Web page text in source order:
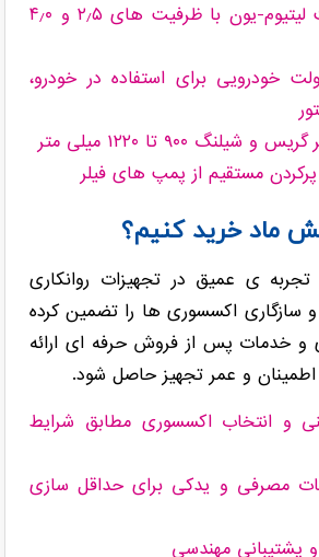
باتری ۲۰ ولت لیتیوم-یون با ظرفیت های ۲٫۵ و ۴٫۰
شارژر ۱۲/۲۴ ولت خودرویی برای استفاده در خودرو،
۹۰۰ تا ۱۲۲۰ میلی متر
پرکردن مستقیم از پمپ های فیلر
ماد خرید کنیم؟
ی عمیق در تجهیزات روانکاری
سازگاری اکسسوری ها را تضمین کرده
و خدمات پس از فروش حرفه ای ارائه
و عمر تجهیز حاصل شود.
و انتخاب اکسسوری مطابق شرایط
مصرفی و یدکی برای حداقل سازی